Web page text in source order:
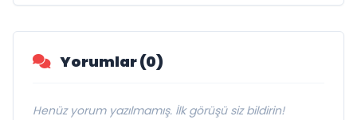
Yorumlar (0)
Henüz yorum yazılmamış. İlk görüşü siz bildirin!